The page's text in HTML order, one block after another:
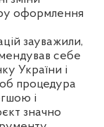
оформлення
зауважили,
себе
України і
процедура
і
значно